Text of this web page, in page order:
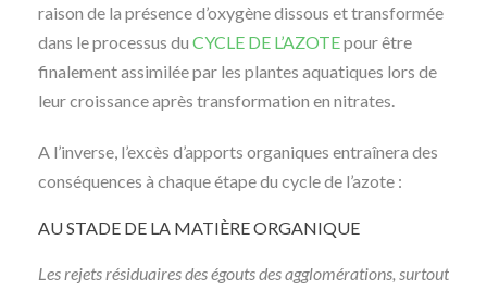
raison de la présence d’oxygène dissous et transformée
dans le processus du CYCLE DE L’AZOTEpour être
finalement assimilée par les plantes aquatiques lors de
leur croissance après transformation en nitrates.
A l’inverse, l’excès d’apports organiques entraînera des
conséquences à chaque étape du cycle de l’azote :
AU STADE DE LA MATIÈRE ORGANIQUE
Les rejets résiduaires des égouts des agglomérations, surtout